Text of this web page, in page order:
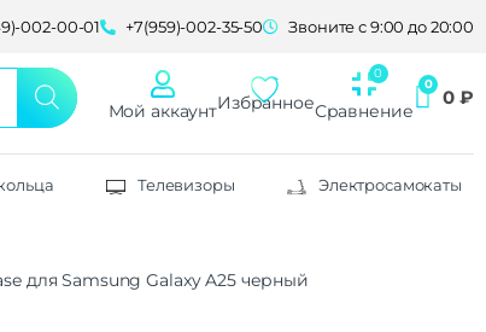
002-00-01 +7(959)-002-35-50 Звоните с 9:00 до 20:00
Мой аккаунтИзбранноеСравнение
0 ₽
Телевизоры Электросамокаты
для Samsung Galaxy A25 черный